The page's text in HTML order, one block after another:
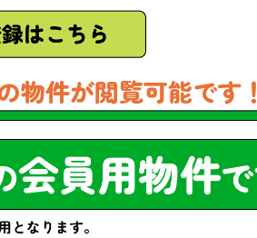
物件が閲覧可能です！